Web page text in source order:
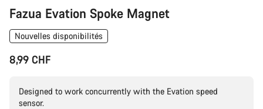
Fazua Evation Spoke Magnet
Nouvelles disponibilités
8,99 CHF
Designed to work concurrently with the Evation speed
sensor.